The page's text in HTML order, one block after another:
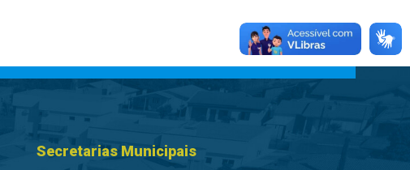
Secretarias Municipais